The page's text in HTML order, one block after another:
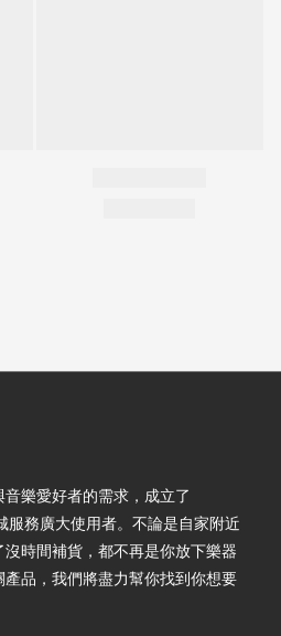
樂愛好者的需求，成立了
服務廣大使用者。不論是自家附近
時間補貨，都不再是你放下樂器
品，我們將盡力幫你找到你想要